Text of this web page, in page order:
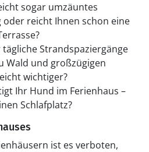
sogar umzäuntes
reicht Ihnen schon eine
Strandspaziergänge
Wald und großzügigen
wichtiger?
Ihr Hund im Ferienhaus –
Schlafplatz?
ist es verboten,